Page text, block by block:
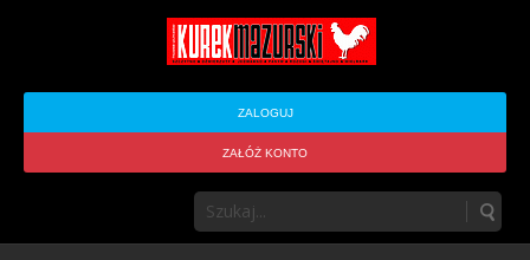
ZALOGUJ
ZAŁÓŻ KONTO